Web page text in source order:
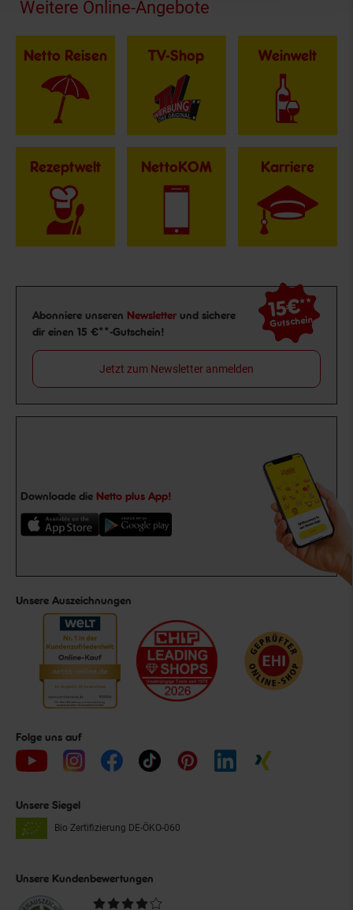
Fußzeile
Weitere Online-Angebote
Netto Reisen TV-Shop Weinwelt
Rezeptwelt NettoKOM Karriere
Newsletter Anmeldung
Abonniere unseren Newsletter und sichere
dir einen 15 €**-Gutschein!
15€**
Gutschein
Jetzt zum Newsletter anmelden
Downloade die Netto plus App!
Unsere Auszeichnungen
Folge uns auf
Unsere Siegel
Bio Zertifizierung DE-ÖKO-060
Unsere Kundenbewertungen
Durchschnittliche